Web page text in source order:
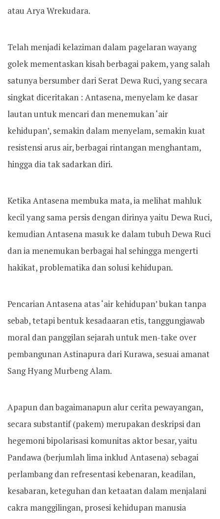
atau Arya Wrekudara.
Telah menjadi kelaziman dalam pagelaran wayang
golek mementaskan kisah berbagai pakem, yang salah
satunya bersumber dari Serat Dewa Ruci, yang secara
singkat diceritakan : Antasena, menyelam ke dasar
lautan untuk mencari dan menemukan ‘air
kehidupan’, semakin dalam menyelam, semakin kuat
resistensi arus air, berbagai rintangan menghantam,
hingga dia tak sadarkan diri.
Ketika Antasena membuka mata, ia melihat mahluk
kecil yang sama persis dengan dirinya yaitu Dewa Ruci,
kemudian Antasena masuk ke dalam tubuh Dewa Ruci
dan ia menemukan berbagai hal sehingga mengerti
hakikat, problematika dan solusi kehidupan.
Pencarian Antasena atas ‘air kehidupan’ bukan tanpa
sebab, tetapi bentuk kesadaaran etis, tanggungjawab
moral dan panggilan sejarah untuk men-take over
pembangunan Astinapura dari Kurawa, sesuai amanat
Sang Hyang Murbeng Alam.
Apapun dan bagaimanapun alur cerita pewayangan,
secara substantif (pakem) merupakan deskripsi dan
hegemoni bipolarisasi komunitas aktor besar, yaitu
Pandawa (berjumlah lima inklud Antasena) sebagai
perlambang dan refresentasi kebenaran, keadilan,
kesabaran, keteguhan dan ketaatan dalam menjalani
cakra manggilingan, prosesi kehidupan manusia